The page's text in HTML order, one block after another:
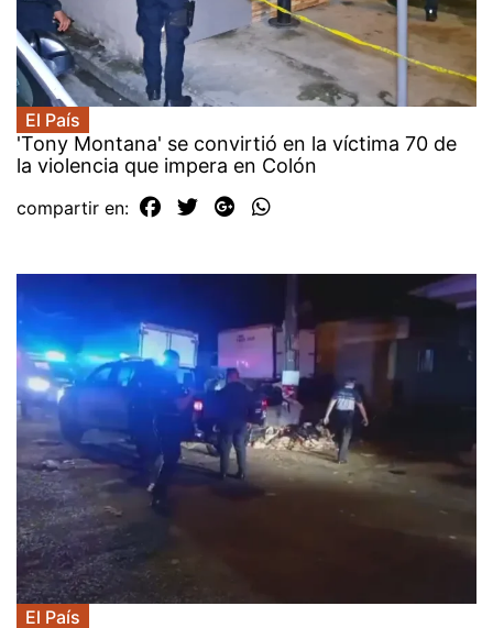
El País
'Tony Montana' se convirtió en la víctima 70 de
la violencia que impera en Colón
compartir en:
El País